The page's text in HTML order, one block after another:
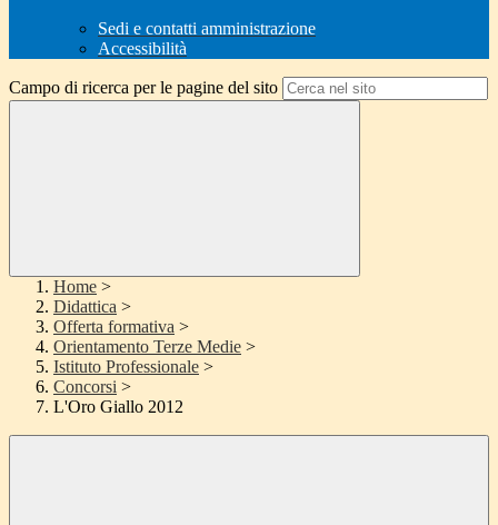
Sedi e contatti amministrazione
Accessibilità
Campo di ricerca per le pagine del sito
Home >
Didattica >
Offerta formativa >
Orientamento Terze Medie >
Istituto Professionale >
Concorsi >
L'Oro Giallo 2012